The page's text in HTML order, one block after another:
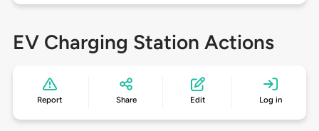
EV Charging Station Actions
Report Share Edit Log in